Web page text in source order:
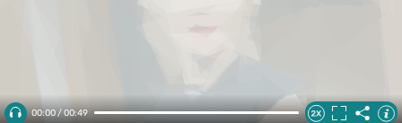
00:00 / 00:49